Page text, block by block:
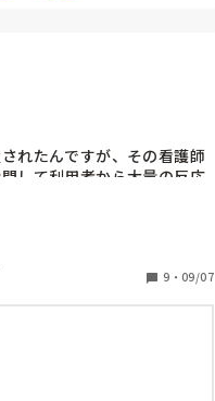
る施設もありますが、創部の
断される場合もあるので、施
のはリスクがあるので、しっ
ておくことが大事だと思いま
れたんですが、その看護師
して利用者から大量の反応
摘便もしているんですけど
けど大量なんて事は無いの
思っています。
処置はいかがですか？
9 ・ 09/07